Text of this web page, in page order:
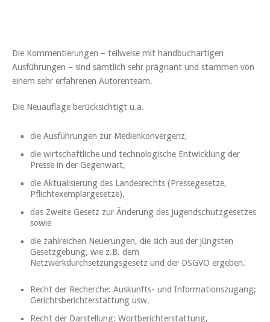
Die Kommentierungen – teilweise mit handbuchartigen
Ausführungen – sind sämtlich sehr prägnant und stammen von
einem sehr erfahrenen Autorenteam.
Die Neuauflage berücksichtigt u.a.
die Ausführungen zur Medienkonvergenz,
die wirtschaftliche und technologische Entwicklung der
Presse in der Gegenwart,
die Aktualisierung des Landesrechts (Pressegesetze,
Pflichtexemplargesetze),
das Zweite Gesetz zur Änderung des Jugendschutzgesetzes
sowie
die zahlreichen Neuerungen, die sich aus der jüngsten
Gesetzgebung, wie z.B. dem
Netzwerkdurchsetzungsgesetz und der DSGVO ergeben.
Recht der Recherche: Auskunfts- und Informationszugang;
Gerichtsberichterstattung usw.
Recht der Darstellung: Wortberichterstattung,